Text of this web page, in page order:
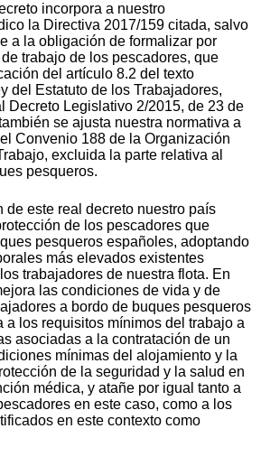
incorpora a nuestro
la Directiva 2017/159 citada, salvo
a la obligación de formalizar por
trabajo de los pescadores, que
del artículo 8.2 del texto
del Estatuto de los Trabajadores,
Decreto Legislativo 2/2015, de 23 de
se ajusta nuestra normativa a
Convenio 188 de la Organización
excluida la parte relativa al
pesqueros.
de este real decreto nuestro país
de los pescadores que
pesqueros españoles, adoptando
más elevados existentes
trabajadores de nuestra flota. En
las condiciones de vida y de
a bordo de buques pesqueros
a los requisitos mínimos del trabajo a
asociadas a la contratación de un
mínimas del alojamiento y la
de la seguridad y la salud en
médica, y atañe por igual tanto a
en este caso, como a los
en este contexto como